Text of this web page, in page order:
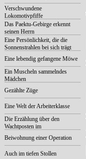
Verschwundene
Lokomotivpfiffe
Das Paektu-Gebirge erkennt
seinen Herrn
Eine Persönlichkeit, die die
Sonnenstrahlen bei sich trägt
Eine lebendig gefangene Möwe
Ein Muscheln sammelndes
Mädchen
Gezählte Züge
Eine Welt der Arbeiterklasse
Die Erzählung über den
Wachtposten im
Latschenkiefernwald
Beiwohnung einer Operation
Auch im tiefen Stollen